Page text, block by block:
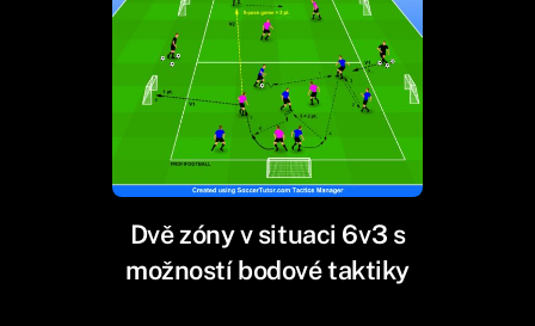
Dvě zóny v situaci 6v3 s
možností bodové taktiky